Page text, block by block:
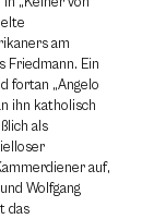
am
Friedmann. Ein
fortan „Angelo
ihn katholisch
als
auf,
Wolfgang
das